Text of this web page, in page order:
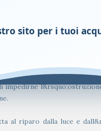
totale del contenuto.
non essere visibile sotto
a contatto con la
costituito da una zona di
al riparo dalla luce e
sito per i tuoi